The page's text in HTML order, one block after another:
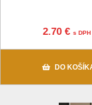
2.70 € s DPH
DO